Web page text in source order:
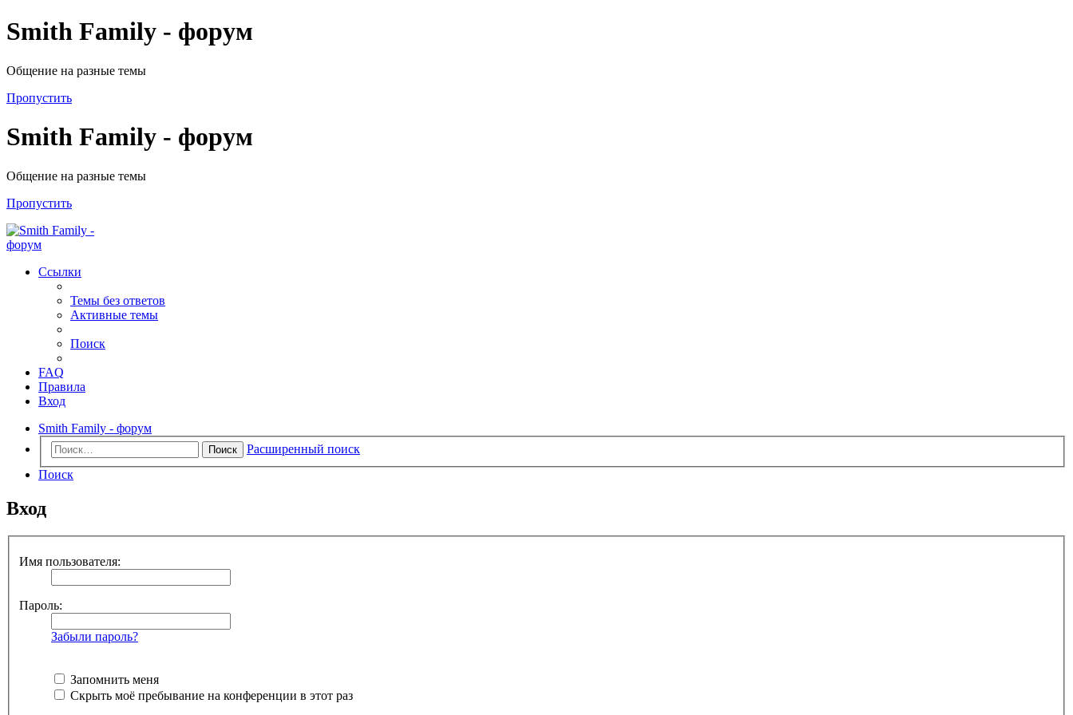
Smith Family - форум
Общение на разные темы
Пропустить
Smith Family - форум
Общение на разные темы
Пропустить
Ссылки
Темы без ответов
Активные темы
Поиск
FAQ
Правила
Вход
Smith Family - форум
Поиск
Расширенный поиск
Поиск
Вход
Имя пользователя:
Пароль:
Забыли пароль?
Запомнить меня
Скрыть моё пребывание на конференции в этот раз